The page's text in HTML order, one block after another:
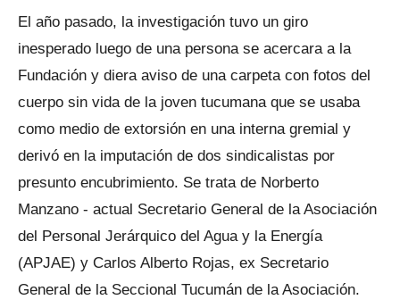
El año pasado, la investigación tuvo un giro
inesperado luego de una persona se acercara a la
Fundación y diera aviso de una carpeta con fotos del
cuerpo sin vida de la joven tucumana que se usaba
como medio de extorsión en una interna gremial y
derivó en la imputación de dos sindicalistas por
presunto encubrimiento. Se trata de Norberto
Manzano - actual Secretario General de la Asociación
del Personal Jerárquico del Agua y la Energía
(APJAE) y Carlos Alberto Rojas, ex Secretario
General de la Seccional Tucumán de la Asociación.